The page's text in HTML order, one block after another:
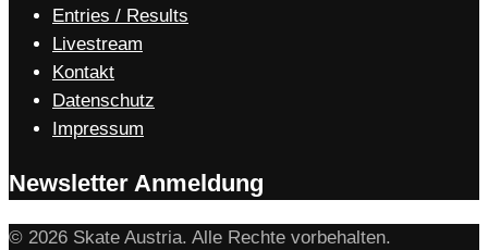
Entries / Results
Livestream
Kontakt
Datenschutz
Impressum
Newsletter Anmeldung
© 2026 Skate Austria. Alle Rechte vorbehalten.